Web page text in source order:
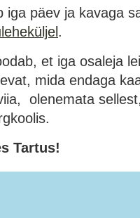
iga päev ja kavaga
.
et iga osaleja
mida endaga
olenemata
Tartus!